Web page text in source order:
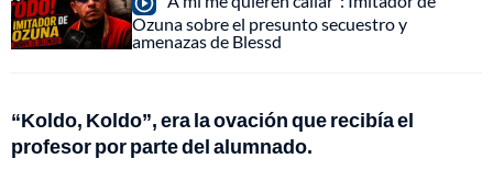
Ozuna sobre el presunto secuestro y
amenazas de Blessd
“Koldo, Koldo”, era la ovación que recibía el
profesor por parte del alumnado.